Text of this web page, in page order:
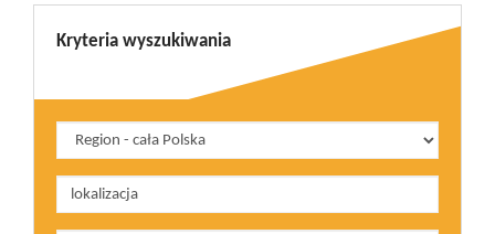
Kryteria wyszukiwania